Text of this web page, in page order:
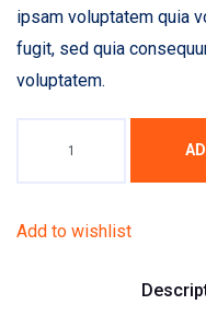
ipsam voluptatem quia
fugit, sed quia
voluptatem.
Add to wishlist